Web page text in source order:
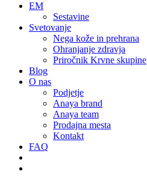
EM
Sestavine
Svetovanje
Nega kože in prehrana
Ohranjanje zdravja
Priročnik Krvne skupine
Blog
O nas
Podjetje
Anaya brand
Anaya team
Prodajna mesta
Kontakt
FAQ